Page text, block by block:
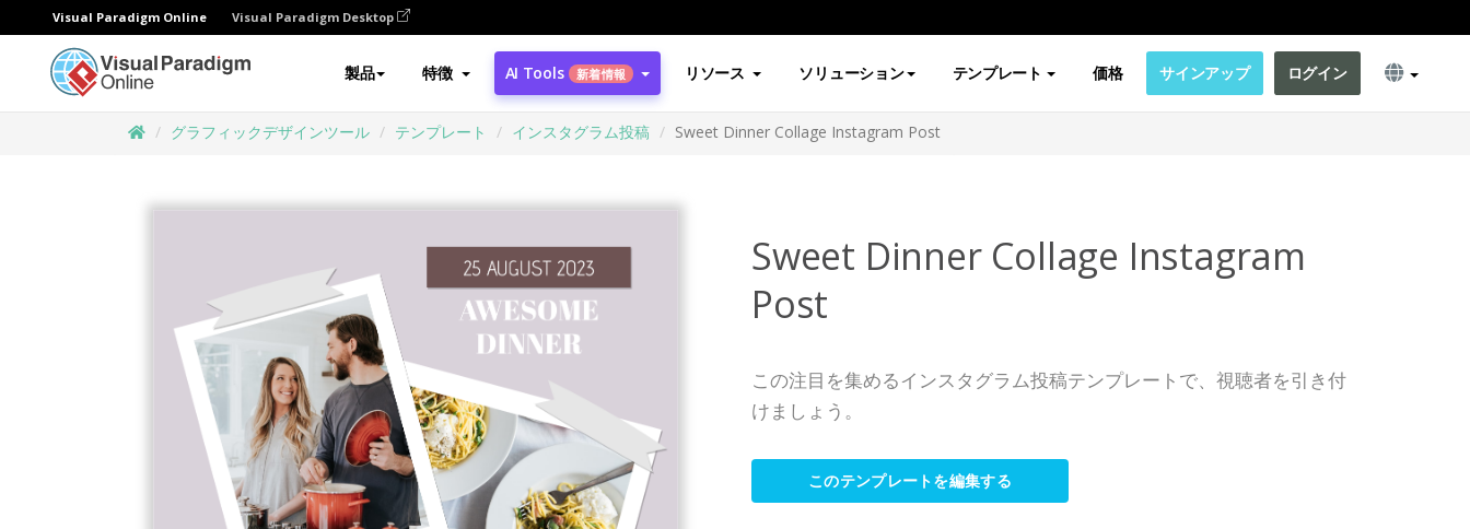
Visual Paradigm Online Visual Paradigm Desktop
製品 特徴 AI Tools 新着情報 リソース ソリューション テンプレート 価格 サインアップ ログイン
グラフィックデザインツール テンプレート インスタグラム投稿 Sweet Dinner Collage Instagram Post
Sweet Dinner Collage Instagram
Post
この注目を集めるインスタグラム投稿テンプレートで、視聴者を引き付
けましょう。
このテンプレートを編集する